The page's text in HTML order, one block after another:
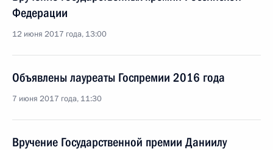
Федерации
12 июня 2017 года, 13:00
Объявлены лауреаты Госпремии 2016 года
7 июня 2017 года, 11:30
Вручение Государственной премии Даниилу